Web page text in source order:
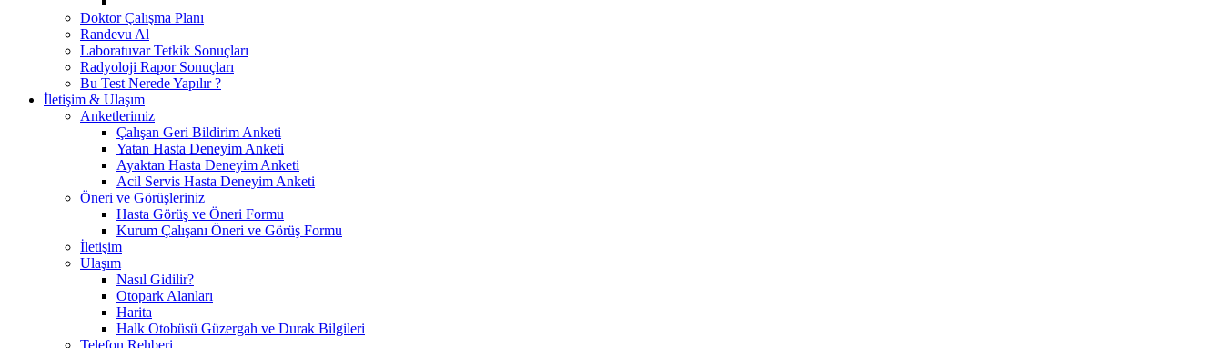
Doktor Çalışma Planı
Randevu Al
Laboratuvar Tetkik Sonuçları
Radyoloji Rapor Sonuçları
Bu Test Nerede Yapılır ?
İletişim & Ulaşım
Anketlerimiz
Çalışan Geri Bildirim Anketi
Yatan Hasta Deneyim Anketi
Ayaktan Hasta Deneyim Anketi
Acil Servis Hasta Deneyim Anketi
Öneri ve Görüşleriniz
Hasta Görüş ve Öneri Formu
Kurum Çalışanı Öneri ve Görüş Formu
İletişim
Ulaşım
Nasıl Gidilir?
Otopark Alanları
Harita
Halk Otobüsü Güzergah ve Durak Bilgileri
Telefon Rehberi